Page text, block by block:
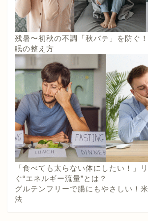
残暑〜初秋の不調「秋バテ」を防ぐ
眠の整え方
「食べても太らない体にしたい！」
ぐ“エネルギー流量”とは？
グルテンフリーで腸にもやさしい！
法